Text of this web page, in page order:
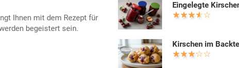
Ihnen mit dem Rezept für
begeistert sein.
Eingelegte
Kirschen im